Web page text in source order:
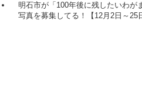
明石市が「100年後に残したいわが
写真を募集してる！【12月2日～25